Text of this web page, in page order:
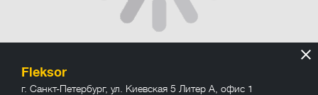
Fleksor
г. Санкт-Петербург, ул. Киевская 5 Литер А, офис 1